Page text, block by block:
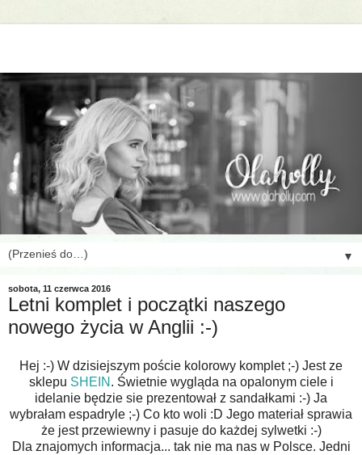
▼
sobota, 11 czerwca 2016
Letni komplet i początki naszego
nowego życia w Anglii :-)
Hej :-) W dzisiejszym poście kolorowy komplet ;-) Jest ze
sklepu SHEIN . Świetnie wygląda na opalonym ciele i
idelanie będzie sie prezentował z sandałkami :-) Ja
wybrałam espadryle ;-) Co kto woli :D Jego materiał sprawia
że jest przewiewny i pasuje do każdej sylwetki :-)
Dla znajomych informacja... tak nie ma nas w Polsce. Jedni